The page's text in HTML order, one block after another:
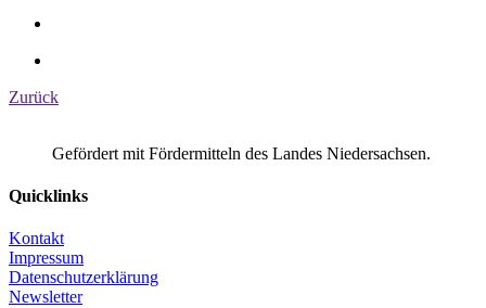
Zurück
Gefördert mit Fördermitteln des Landes Niedersachsen.
Quicklinks
Kontakt
Impressum
Datenschutzerklärung
Newsletter